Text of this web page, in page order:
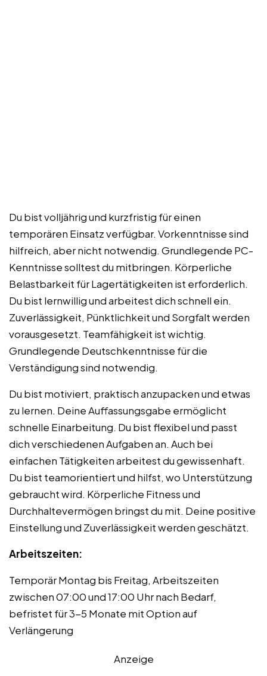
Du bist volljährig und kurzfristig für einen
temporären Einsatz verfügbar. Vorkenntnisse sind
hilfreich, aber nicht notwendig. Grundlegende PC-
Kenntnisse solltest du mitbringen. Körperliche
Belastbarkeit für Lagertätigkeiten ist erforderlich.
Du bist lernwillig und arbeitest dich schnell ein.
Zuverlässigkeit, Pünktlichkeit und Sorgfalt werden
vorausgesetzt. Teamfähigkeit ist wichtig.
Grundlegende Deutschkenntnisse für die
Verständigung sind notwendig.
Du bist motiviert, praktisch anzupacken und etwas
zu lernen. Deine Auffassungsgabe ermöglicht
schnelle Einarbeitung. Du bist flexibel und passt
dich verschiedenen Aufgaben an. Auch bei
einfachen Tätigkeiten arbeitest du gewissenhaft.
Du bist teamorientiert und hilfst, wo Unterstützung
gebraucht wird. Körperliche Fitness und
Durchhaltevermögen bringst du mit. Deine positive
Einstellung und Zuverlässigkeit werden geschätzt.
Arbeitszeiten:
Temporär Montag bis Freitag, Arbeitszeiten
zwischen 07:00 und 17:00 Uhr nach Bedarf,
befristet für 3-5 Monate mit Option auf
Verlängerung
Anzeige